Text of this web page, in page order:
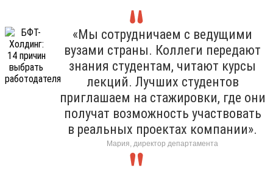
«Мы сотрудничаем с ведущими
вузами страны. Коллеги передают
знания студентам, читают курсы
лекций. Лучших студентов
приглашаем на стажировки, где они
получат возможность участвовать
в реальных проектах компании».
Мария, директор департамента